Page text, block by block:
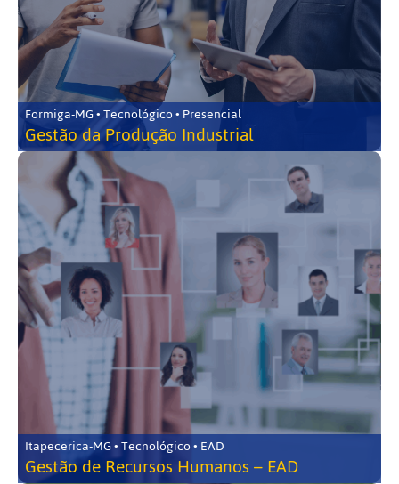
Formiga-MG • Tecnológico • Presencial
Gestão da Produção Industrial
Itapecerica-MG • Tecnológico • EAD
Gestão de Recursos Humanos – EAD